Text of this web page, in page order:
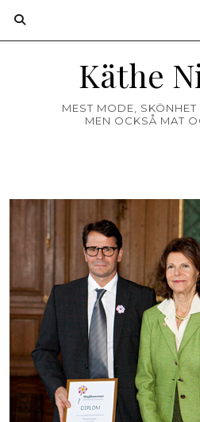
Käthe
MEST MODE,
MEN OCKSÅ MAT